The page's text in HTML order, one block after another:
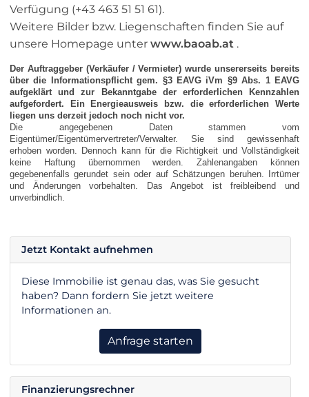
Verfügung (+43 463 51 51 61).
Weitere Bilder bzw. Liegenschaften finden Sie auf
unsere Homepage unter www.baoab.at .
Der Auftraggeber (Verkäufer / Vermieter) wurde unsererseits bereits
über die Informationspflicht gem. §3 EAVG iVm §9 Abs. 1 EAVG
aufgeklärt und zur Bekanntgabe der erforderlichen Kennzahlen
aufgefordert. Ein Energieausweis bzw. die erforderlichen Werte
liegen uns derzeit jedoch noch nicht vor.
Die angegebenen Daten stammen vom
Eigentümer/Eigentümervertreter/Verwalter. Sie sind gewissenhaft
erhoben worden. Dennoch kann für die Richtigkeit und Vollständigkeit
keine Haftung übernommen werden. Zahlenangaben können
gegebenenfalls gerundet sein oder auf Schätzungen beruhen. Irrtümer
und Änderungen vorbehalten. Das Angebot ist freibleibend und
unverbindlich.
Jetzt Kontakt aufnehmen
Diese Immobilie ist genau das, was Sie gesucht
haben? Dann fordern Sie jetzt weitere
Informationen an.
Anfrage starten
Finanzierungsrechner